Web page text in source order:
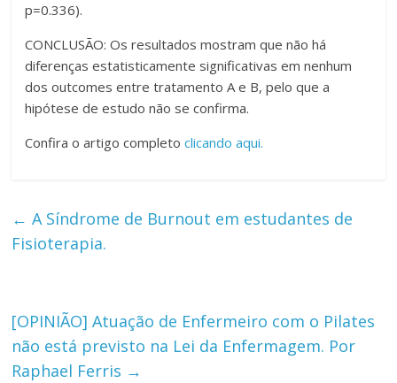
p=0.336).
CONCLUSÃO: Os resultados mostram que não há
diferenças estatisticamente significativas em nenhum
dos outcomes entre tratamento A e B, pelo que a
hipótese de estudo não se confirma.
Confira o artigo completoclicando aqui.
← A Síndrome de Burnout em estudantes de
Fisioterapia.
[OPINIÃO] Atuação de Enfermeiro com o Pilates
não está previsto na Lei da Enfermagem. Por
Raphael Ferris →